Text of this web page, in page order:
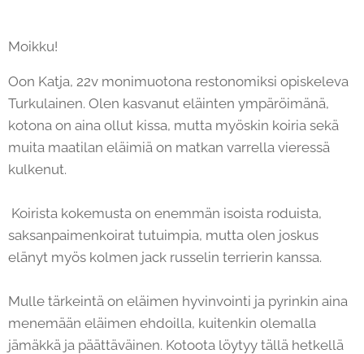
Moikku!
Oon Katja, 22v monimuotona restonomiksi opiskeleva
Turkulainen. Olen kasvanut eläinten ympäröimänä,
kotona on aina ollut kissa, mutta myöskin koiria sekä
muita maatilan eläimiä on matkan varrella vieressä
kulkenut.
Koirista kokemusta on enemmän isoista roduista,
saksanpaimenkoirat tutuimpia, mutta olen joskus
elänyt myös kolmen jack russelin terrierin kanssa.
Mulle tärkeintä on eläimen hyvinvointi ja pyrinkin aina
menemään eläimen ehdoilla, kuitenkin olemalla
jämäkkä ja päättäväinen. Kotoota löytyy tällä hetkellä